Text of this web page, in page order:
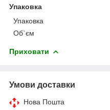
Упаковка
Упаковка
Об`єм
Приховати
Умови доставки
Нова Пошта